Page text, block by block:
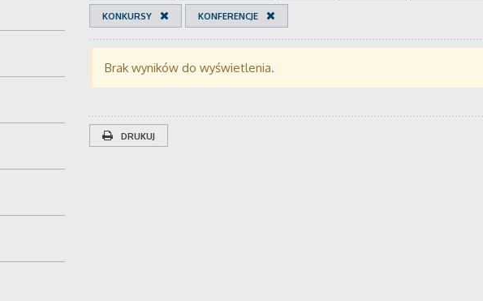
KONKURSY KONFERENCJE
Brak wyników do wyświetlenia.
DRUKUJ